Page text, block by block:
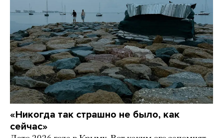
«Никогда так страшно не было, как
сейчас»